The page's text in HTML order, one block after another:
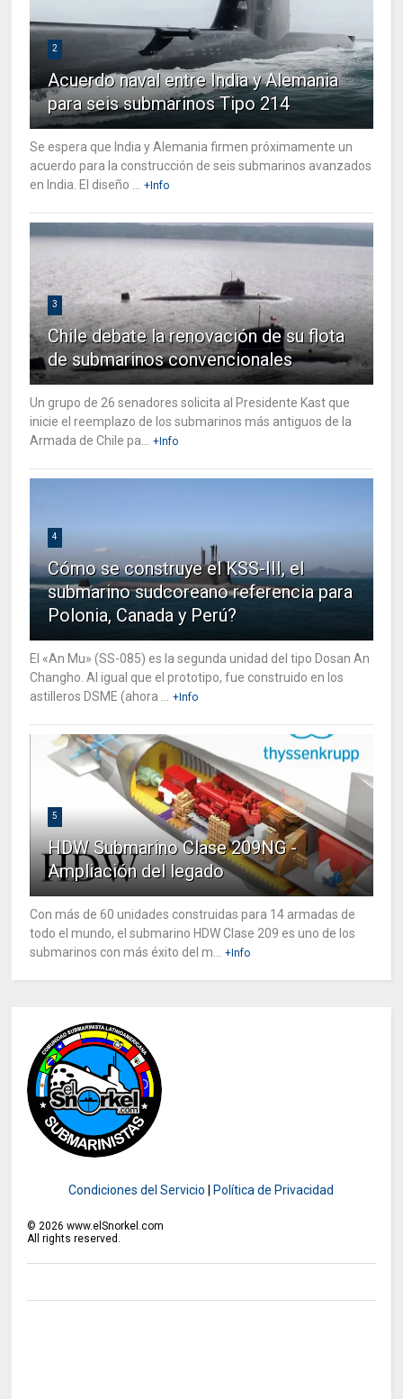
2
Acuerdo naval entre India y Alemania
para seis submarinos Tipo 214
Se espera que India y Alemania firmen próximamente un
acuerdo para la construcción de seis submarinos avanzados
en India. El diseño ...
+Info
3
Chile debate la renovación de su flota
de submarinos convencionales
Un grupo de 26 senadores solicita al Presidente Kast que
inicie el reemplazo de los submarinos más antiguos de la
Armada de Chile pa...
+Info
4
Cómo se construye el KSS-III, el
submarino sudcoreano referencia para
Polonia, Canada y Perú?
El «An Mu» (SS-085) es la segunda unidad del tipo Dosan An
Changho. Al igual que el prototipo, fue construido en los
astilleros DSME (ahora ...
+Info
5
HDW Submarino Clase 209NG -
Ampliación del legado
Con más de 60 unidades construidas para 14 armadas de
todo el mundo, el submarino HDW Clase 209 es uno de los
submarinos con más éxito del m...
+Info
Condiciones del Servicio Política de Privacidad
© 2026 www.elSnorkel.com
All rights reserved.